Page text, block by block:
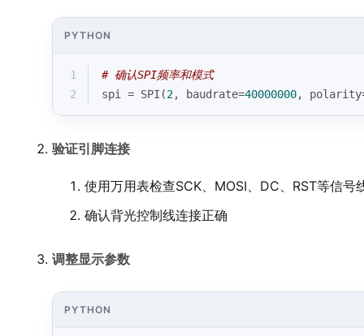
PYTHON
1
# 确认SPI频率和模式
2
spi = SPI(2, baudrate=40000000,
验证引脚连接
使用万用表检查SCK、MOSI、DC、RST等信号
确认背光控制线连接正确
调整显示参数
PYTHON